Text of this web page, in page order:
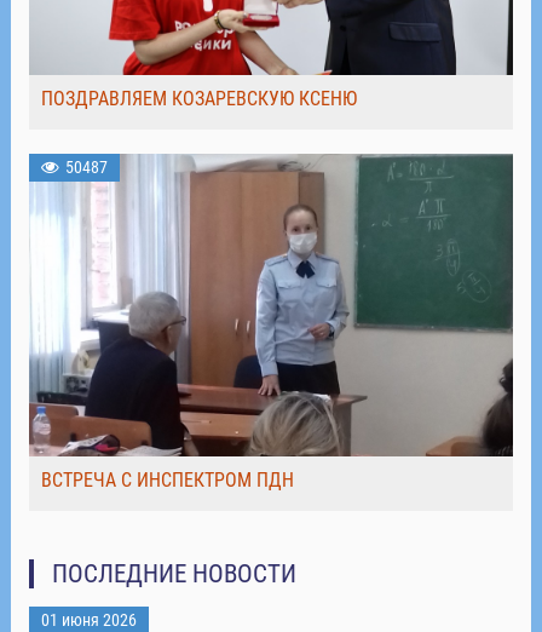
ПОЗДРАВЛЯЕМ КОЗАРЕВСКУЮ КСЕНЮ
50487
ВСТРЕЧА С ИНСПЕКТРОМ ПДН
ПОСЛЕДНИЕ НОВОСТИ
01 июня 2026